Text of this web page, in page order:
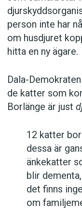
person inte har
om husdjuret
hitta en ny ägare.
Dala-
de katter som
Borlänge är just
12 katter
dessa är
änkekatter
blir
det finns
om